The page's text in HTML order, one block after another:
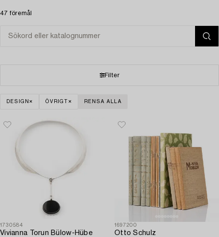
47 föremål
Filter
DESIGN ÖVRIGT RENSA ALLA
1730584
Vivianna Torun Bülow-Hübe
1697200
Otto Schulz